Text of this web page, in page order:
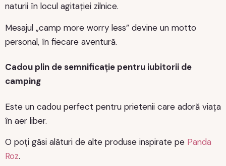
naturii în locul agitației zilnice.
Mesajul „camp more worry less” devine un motto
personal, în fiecare aventură.
Cadou plin de semnificație pentru iubitorii de
camping
Este un cadou perfect pentru prietenii care adoră viața
în aer liber.
O poți găsi alături de alte produse inspirate pe Panda
Roz.